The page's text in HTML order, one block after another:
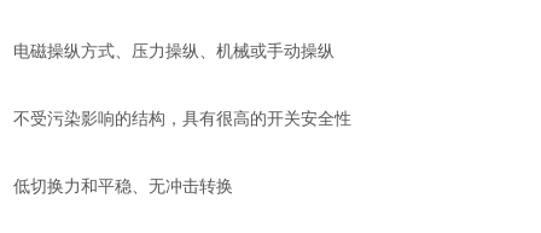
电磁操纵方式、压力操纵、机械或手动操纵
不受污染影响的结构，具有很高的开关安全性
低切换力和平稳、无冲击转换